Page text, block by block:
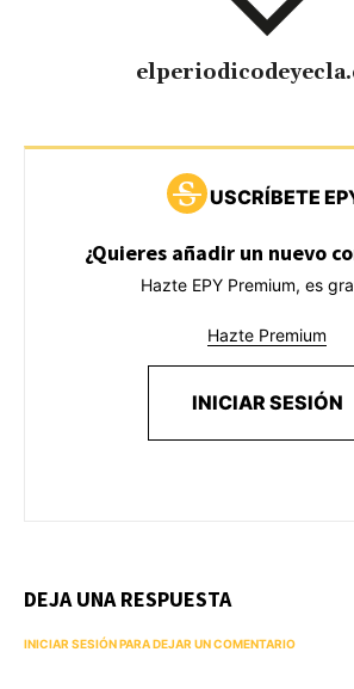
USCRÍBETE
¿Quieres añadir un nuevo
Hazte EPY Premium, es
Hazte Premium
INICIAR SESIÓN
DEJA UNA RESPUESTA
INICIAR SESIÓN PARA DEJAR UN COMENTARIO